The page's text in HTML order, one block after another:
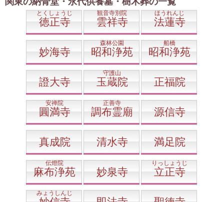
とくしょうじ
徳正寺
観音寺別院
雲祥寺
ほうれんじ
法蓮寺
妙海寺
森林公園
昭和浄苑
船橋
昭和浄苑
證大寺
守護山
玉蔵院 正福院
安禅院
圓満寺
正善寺
調布霊廟 源信寺
真成院 清水寺 満足院
伝燈院
麻布浄苑 妙泉寺
りっしょうじ
立正寺
みょうしんじ